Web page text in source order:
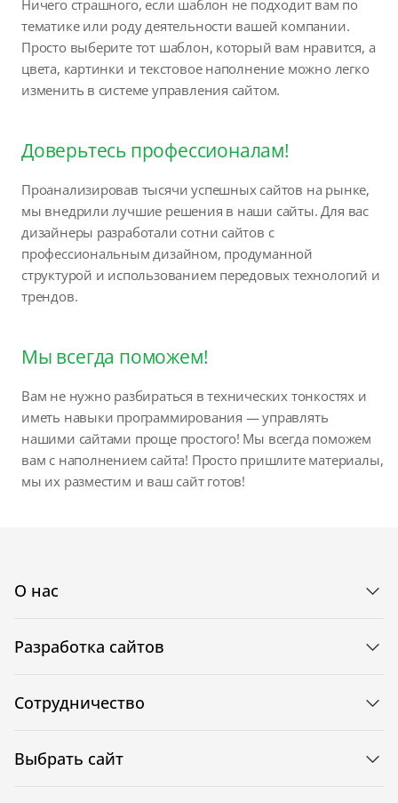
Ничего страшного, если шаблон не подходит вам по
тематике или роду деятельности вашей компании.
Просто выберите тот шаблон, который вам нравится, а
цвета, картинки и текстовое наполнение можно легко
изменить в системе управления сайтом.
Доверьтесь профессионалам!
Проанализировав тысячи успешных сайтов на рынке,
мы внедрили лучшие решения в наши сайты. Для вас
дизайнеры разработали сотни сайтов с
профессиональным дизайном, продуманной
структурой и использованием передовых технологий и
трендов.
Мы всегда поможем!
Вам не нужно разбираться в технических тонкостях и
иметь навыки программирования — управлять
нашими сайтами проще простого! Мы всегда поможем
вам с наполнением сайта! Просто пришлите материалы,
мы их разместим и ваш сайт готов!
О нас
Разработка сайтов
Сотрудничество
Выбрать сайт